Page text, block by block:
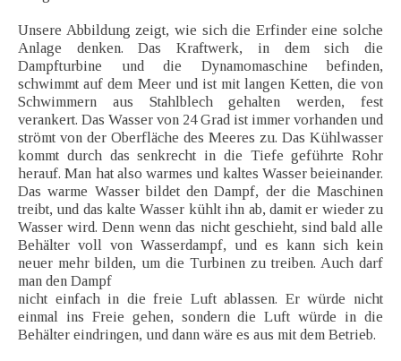
Unsere Abbildung zeigt, wie sich die Erfinder eine solche
Anlage denken. Das Kraftwerk, in dem sich die
Dampfturbine und die Dynamomaschine befinden,
schwimmt auf dem Meer und ist mit langen Ketten, die von
Schwimmern aus Stahlblech gehalten werden, fest
verankert. Das Wasser von 24 Grad ist immer vorhanden und
strömt von der Oberfläche des Meeres zu. Das Kühlwasser
kommt durch das senkrecht in die Tiefe geführte Rohr
herauf. Man hat also warmes und kaltes Wasser beieinander.
Das warme Wasser bildet den Dampf, der die Maschinen
treibt, und das kalte Wasser kühlt ihn ab, damit er wieder zu
Wasser wird. Denn wenn das nicht geschieht, sind bald alle
Behälter voll von Wasserdampf, und es kann sich kein
neuer mehr bilden, um die Turbinen zu treiben. Auch darf
man den Dampf
nicht einfach in die freie Luft ablassen. Er würde nicht
einmal ins Freie gehen, sondern die Luft würde in die
Behälter eindringen, und dann wäre es aus mit dem Betrieb.